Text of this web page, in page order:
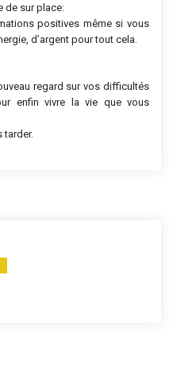
de sur place:
positives même si vous
d’argent pour tout cela.
regard sur vos difficultés
enfin vivre la vie que vous
tarder.